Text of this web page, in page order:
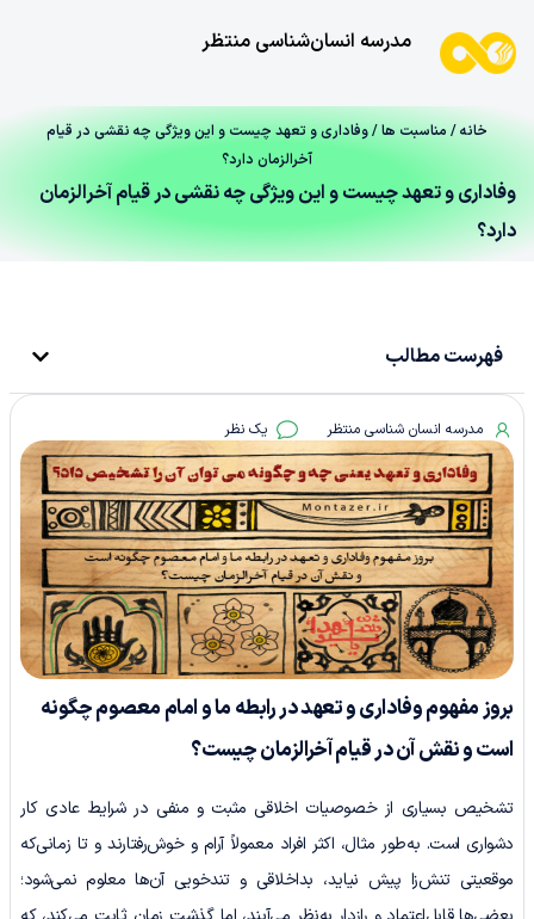
مدرسه انسان‌شناسی منتظر
خانه/ مناسبت ها/ وفاداری و تعهد چیست و این ویژگی چه نقشی در قیام
آخرالزمان دارد؟
وفاداری و تعهد چیست و این ویژگی چه نقشی در قیام آخرالزمان
دارد؟
فهرست مطالب
مدرسه انسان شناسی منتظر یک نظر
بروز مفهوم وفاداری و تعهد در رابطه ما و امام معصوم چگونه
است و نقش آن در قیام آخرالزمان چیست؟
تشخیص بسیاری از خصوصیات اخلاقی مثبت و منفی در شرایط عادی کار
دشواری است. به‌طور مثال، اکثر افراد معمولاً آرام و خوش‌رفتارند و تا زمانی‌که
موقعیتی تنش‌زا پیش نیاید، بداخلاقی و تندخویی ‌آن‌ها معلوم نمی‌شود؛